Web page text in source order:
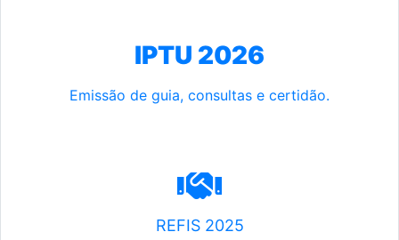
IPTU 2026
Emissão de guia, consultas e certidão.
REFIS 2025